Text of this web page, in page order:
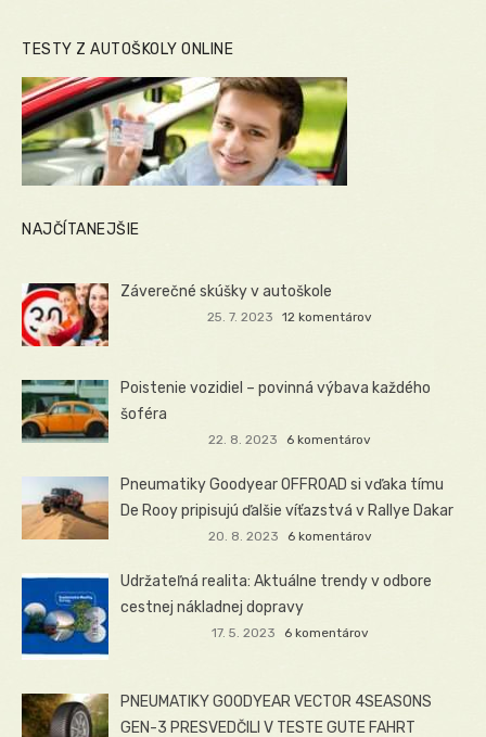
TESTY Z AUTOŠKOLY ONLINE
NAJČÍTANEJŠIE
Záverečné skúšky v autoškole
25. 7. 2023 12 komentárov
Poistenie vozidiel – povinná výbava každého
šoféra
22. 8. 2023 6 komentárov
Pneumatiky Goodyear OFFROAD si vďaka tímu
De Rooy pripisujú ďalšie víťazstvá v Rallye Dakar
20. 8. 2023 6 komentárov
Udržateľná realita: Aktuálne trendy v odbore
cestnej nákladnej dopravy
17. 5. 2023 6 komentárov
PNEUMATIKY GOODYEAR VECTOR 4SEASONS
GEN-3 PRESVEDČILI V TESTE GUTE FAHRT